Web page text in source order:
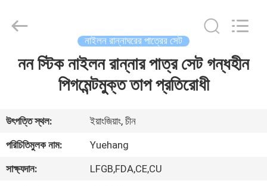
বাড়ি
আমাদের
সম্পর্কে
সরবরাহকারী.
Copyright
Guangzhou
Reserved.
নাইলন রান্নাঘরের পাত্রের সেট
নন স্টিক নাইলন রান্নার পাত্র সেট গন্ধহীন
পিগমেন্টমুক্ত তাপ প্রতিরোধী
উৎপত্তি স্থল:
ইয়াংজিয়াং, চীন
পরিচিতিমুলক নাম:
Yuehang
সাক্ষ্যদান:
LFGB,FDA,CE,CU